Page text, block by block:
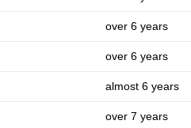
over 6 years
over 6 years
almost 6 years
over 7 years